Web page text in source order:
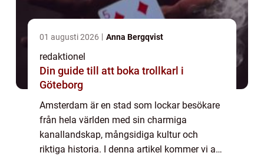
01 augusti 2026 Anna Bergqvist
redaktionel
Din guide till att boka trollkarl i
Göteborg
Amsterdam är en stad som lockar besökare
från hela världen med sin charmiga
kanallandskap, mångsidiga kultur och
riktiga historia. I denna artikel kommer vi att